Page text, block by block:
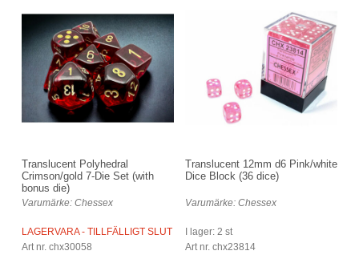
Translucent Polyhedral
Crimson/gold 7-Die Set (with
bonus die)
Varumärke: Chessex
LAGERVARA - TILLFÄLLIGT SLUT
Art nr. chx30058
Translucent 12mm d6 Pink/white
Dice Block (36 dice)
Varumärke: Chessex
I lager: 2 st
Art nr. chx23814